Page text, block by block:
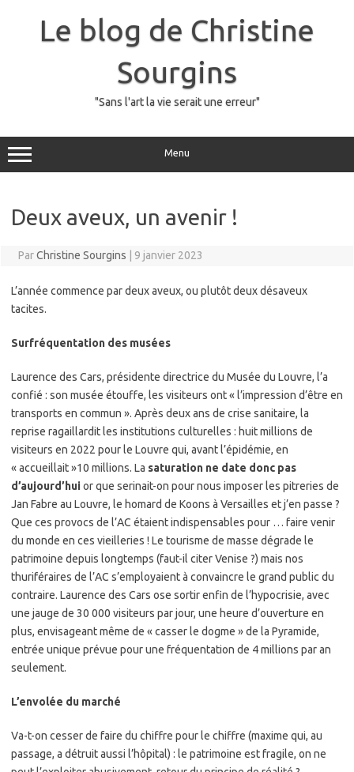
Le blog de Christine
Sourgins
"Sans l'art la vie serait une erreur"
Menu
Deux aveux, un avenir !
ParChristine Sourgins 9 janvier 2023
L’année commence par deux aveux, ou plutôt deux désaveux
tacites.
Surfréquentation des musées
Laurence des Cars, présidente directrice du Musée du Louvre, l’a
confié : son musée étouffe, les visiteurs ont « l’impression d’être en
transports en commun ». Après deux ans de crise sanitaire, la
reprise ragaillardit les institutions culturelles : huit millions de
visiteurs en 2022 pour le Louvre qui, avant l’épidémie, en
« accueillait »10 millions. La saturation ne date donc pas
d’aujourd’huior que serinait-on pour nous imposer les pitreries de
Jan Fabre au Louvre, le homard de Koons à Versailles et j’en passe ?
Que ces provocs de l’AC étaient indispensables pour … faire venir
du monde en ces vieilleries ! Le tourisme de masse dégrade le
patrimoine depuis longtemps (faut-il citer Venise ?) mais nos
thuriféraires de l’AC s’employaient à convaincre le grand public du
contraire. Laurence des Cars ose sortir enfin de l’hypocrisie, avec
une jauge de 30 000 visiteurs par jour, une heure d’ouverture en
plus, envisageant même de « casser le dogme » de la Pyramide,
entrée unique prévue pour une fréquentation de 4 millions par an
seulement.
L’envolée du marché
Va-t-on cesser de faire du chiffre pour le chiffre (maxime qui, au
passage, a détruit aussi l’hôpital) : le patrimoine est fragile, on ne